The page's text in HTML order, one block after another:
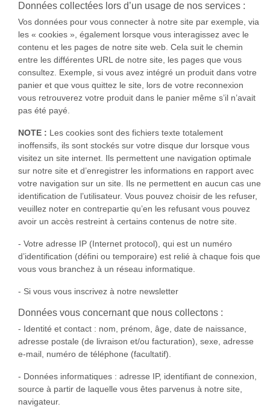
Données collectées lors d’un usage de nos services :
Vos données pour vous connecter à notre site par exemple, via
les « cookies », également lorsque vous interagissez avec le
contenu et les pages de notre site web. Cela suit le chemin
entre les différentes URL de notre site, les pages que vous
consultez. Exemple, si vous avez intégré un produit dans votre
panier et que vous quittez le site, lors de votre reconnexion
vous retrouverez votre produit dans le panier même s’il n’avait
pas été payé.
NOTE : Les cookies sont des fichiers texte totalement
inoffensifs, ils sont stockés sur votre disque dur lorsque vous
visitez un site internet. Ils permettent une navigation optimale
sur notre site et d’enregistrer les informations en rapport avec
votre navigation sur un site. Ils ne permettent en aucun cas une
identification de l’utilisateur. Vous pouvez choisir de les refuser,
veuillez noter en contrepartie qu’en les refusant vous pouvez
avoir un accès restreint à certains contenus de notre site.
- Votre adresse IP (Internet protocol), qui est un numéro
d’identification (défini ou temporaire) est relié à chaque fois que
vous vous branchez à un réseau informatique.
- Si vous vous inscrivez à notre newsletter
Données vous concernant que nous collectons :
- Identité et contact : nom, prénom, âge, date de naissance,
adresse postale (de livraison et/ou facturation), sexe, adresse
e-mail, numéro de téléphone (facultatif).
- Données informatiques : adresse IP, identifiant de connexion,
source à partir de laquelle vous êtes parvenus à notre site,
navigateur.